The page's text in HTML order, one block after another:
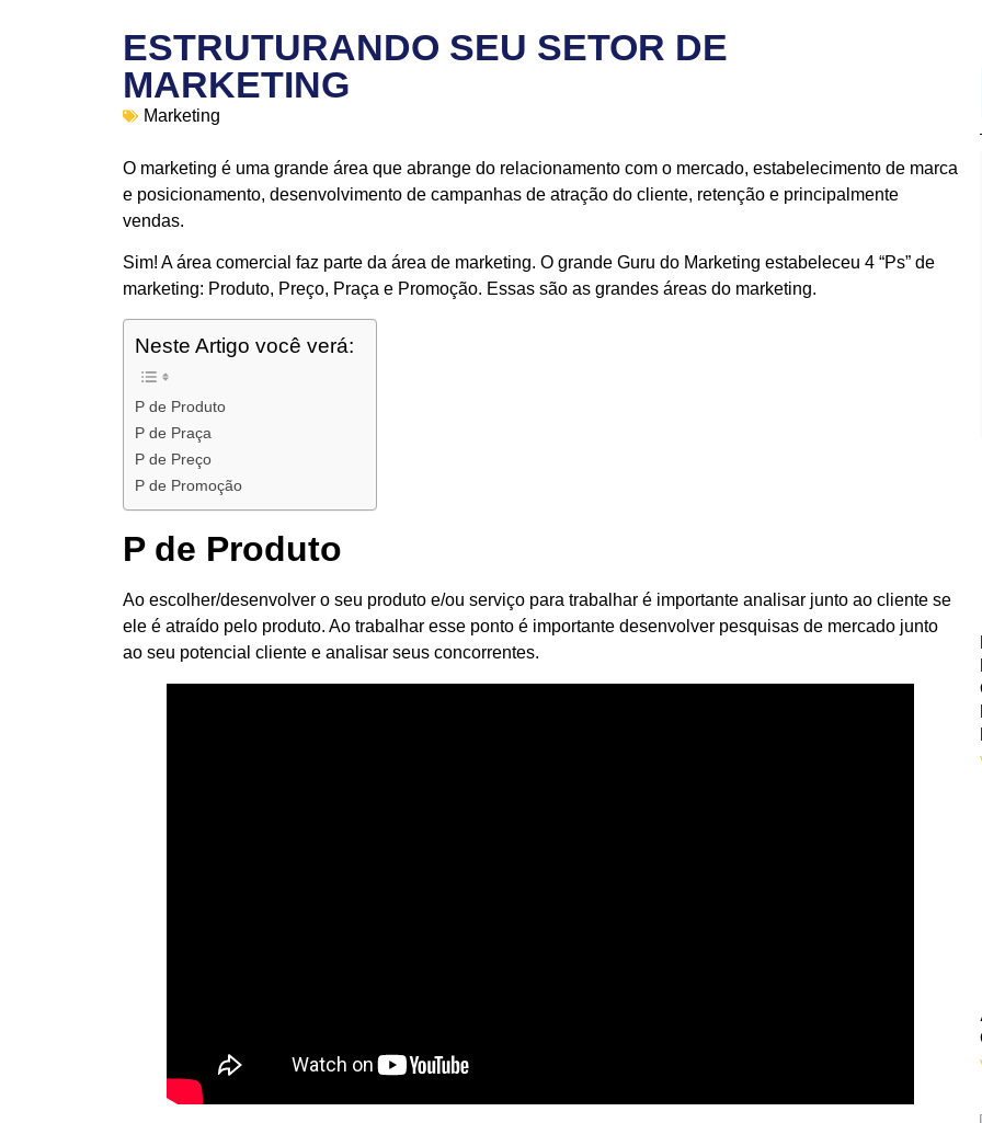
ESTRUTURANDO SEU SETOR DE
MARKETING
Marketing
O marketing é uma grande área que abrange do relacionamento com o mercado, estabelecimento de marca
e posicionamento, desenvolvimento de campanhas de atração do cliente, retenção e principalmente
vendas.
Sim! A área comercial faz parte da área de marketing. O grande Guru do Marketing estabeleceu 4 “Ps” de
marketing: Produto, Preço, Praça e Promoção. Essas são as grandes áreas do marketing.
Neste Artigo você verá:
P de Produto
P de Praça
P de Preço
P de Promoção
P de Produto
Ao escolher/desenvolver o seu produto e/ou serviço para trabalhar é importante analisar junto ao cliente se
ele é atraído pelo produto. Ao trabalhar esse ponto é importante desenvolver pesquisas de mercado junto
ao seu potencial cliente e analisar seus concorrentes.